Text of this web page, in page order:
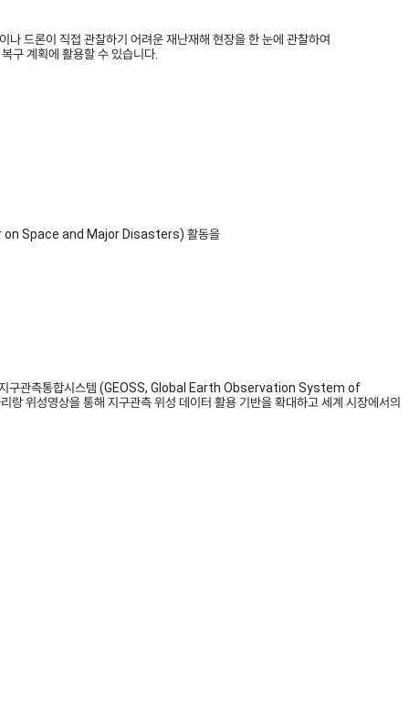
나 드론이 직접 관찰하기 어려운재난재해 현장을 한 눈에 관찰하여
복구 계획에 활용할 수 있습니다.
on Space and Major Disasters) 활동을
지구관측통합시스템 (GEOSS, Global Earth Observation System of
위성영상을 통해 지구관측 위성 데이터 활용 기반을 확대하고 세계 시장에서의